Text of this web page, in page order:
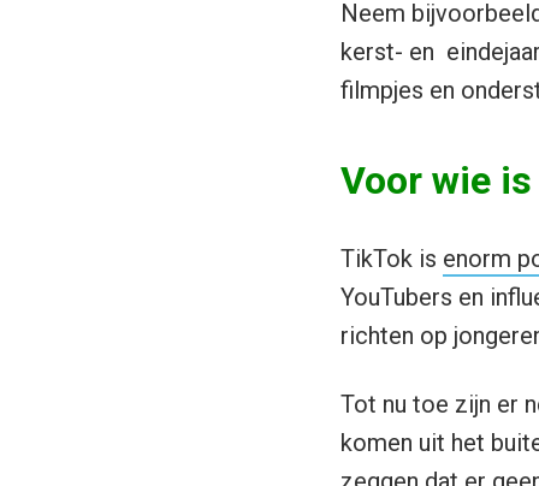
Neem
kerst- en
filmpjes en
Voor wie
enorm
YouTubers en
richten op
Tot nu toe zijn er
komen uit het